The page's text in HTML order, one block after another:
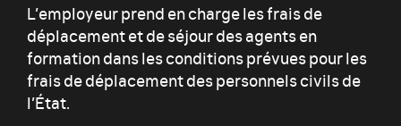
L’employeur prend en charge les frais de
déplacement et de séjour des agents en
formation dans les conditions prévues pour les
frais de déplacement des personnels civils de
l’État.